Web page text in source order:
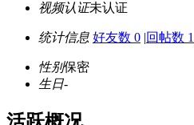
视频认证未认证
统计信息 好友数 0 |回帖数 1
性别保密
生日-